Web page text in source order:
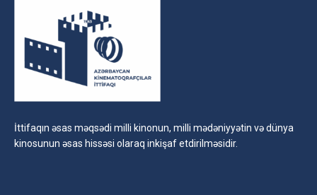
İttifaqın əsas məqsədi milli kinonun, milli mədəniyyətin və dünya
kinosunun əsas hissəsi olaraq inkişaf etdirilməsidir.